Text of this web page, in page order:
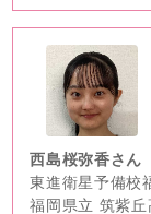
no
image
西島桜弥香さん
東進衛星予備校
福岡県立 筑紫丘